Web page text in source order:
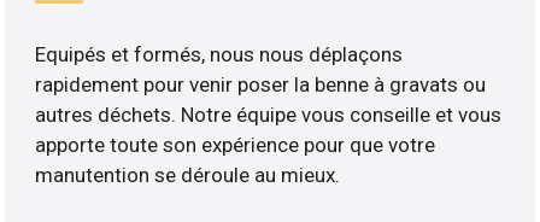
Equipés et formés, nous nous déplaçons
rapidement pour venir poser la benne à gravats ou
autres déchets. Notre équipe vous conseille et vous
apporte toute son expérience pour que votre
manutention se déroule au mieux.